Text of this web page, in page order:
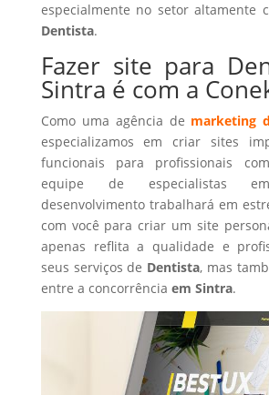
especialmente no setor altamente
Dentista.
Fazer site para
Sintra é com a
Como uma agência de marketing
especializamos em criar sites
funcionais para profissionais
equipe de especialistas
desenvolvimento trabalhará em
com você para criar um site
apenas reflita a qualidade e
seus serviços de Dentista, mas
entre a concorrência em Sintra.